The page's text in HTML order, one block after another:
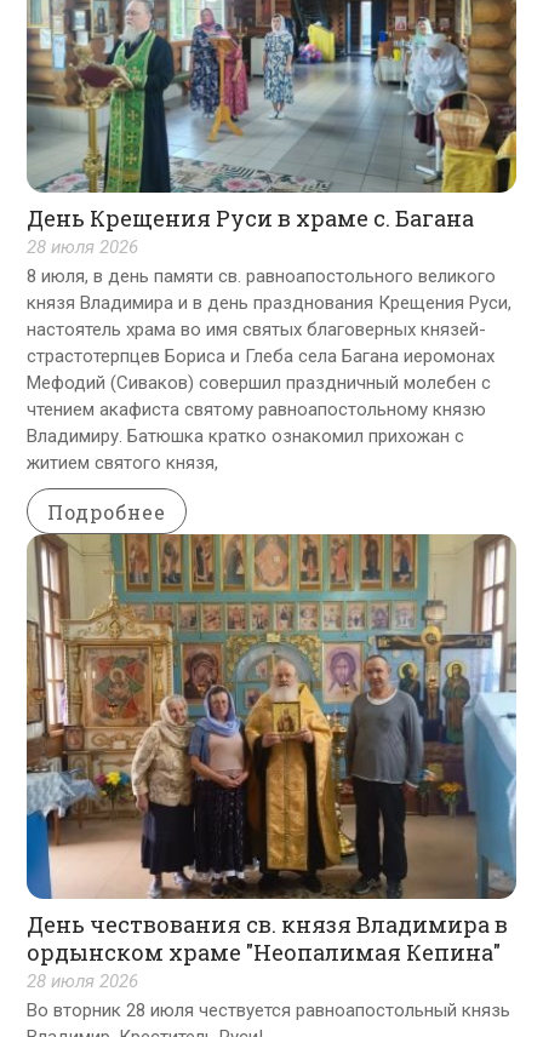
День Крещения Руси в храме с. Багана
28 июля 2026
8 июля, в день памяти св. равноапостольного великого
князя Владимира и в день празднования Крещения Руси,
настоятель храма во имя святых благоверных князей-
страстотерпцев Бориса и Глеба села Багана иеромонах
Мефодий (Сиваков) совершил праздничный молебен с
чтением акафиста святому равноапостольному князю
Владимиру. Батюшка кратко ознакомил прихожан с
житием святого князя,
Подробнее
День чествования св. князя Владимира в
ордынском храме "Неопалимая Кепина"
28 июля 2026
Во вторник 28 июля чествуется равноапостольный князь